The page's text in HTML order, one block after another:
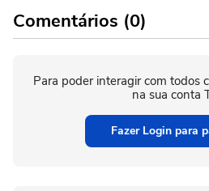
Comentários (0)
Para poder interagir com todos
na sua conta
Fazer Login para